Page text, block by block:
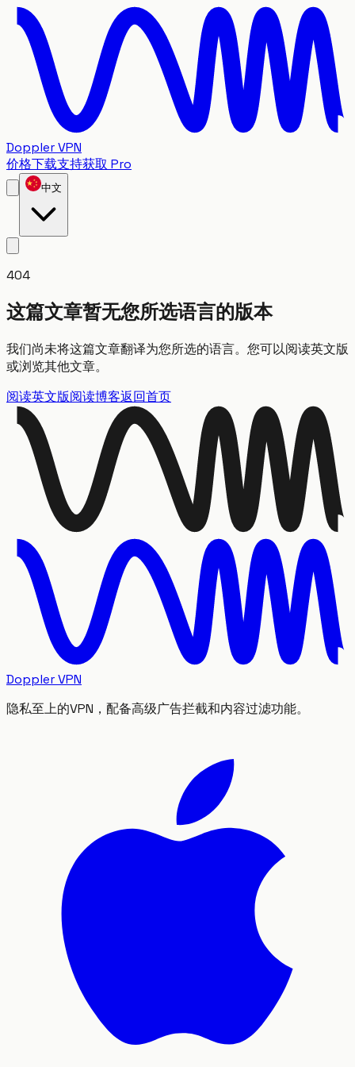
Doppler VPN
价格下载支持获取 Pro
中文
404
这篇文章暂无您所选语言的版本
我们尚未将这篇文章翻译为您所选的语言。您可以阅读英文版
或浏览其他文章。
阅读英文版阅读博客返回首页
Doppler VPN
隐私至上的VPN，配备高级广告拦截和内容过滤功能。